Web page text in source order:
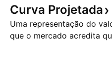
Curva Projetada
Uma representação do
que o mercado acredita